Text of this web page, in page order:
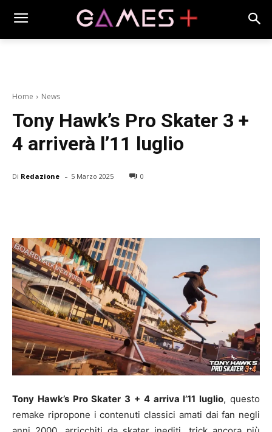
Home News
Tony Hawk’s Pro Skater 3 +
4 arriverà l’11 luglio
Di Redazione - 5 Marzo 2025 0
Tony Hawk’s Pro Skater 3 + 4 arriva l’11 luglio, questo
remake ripropone i contenuti classici amati dai fan negli